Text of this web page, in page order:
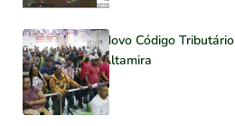
Novo Código
Altamira